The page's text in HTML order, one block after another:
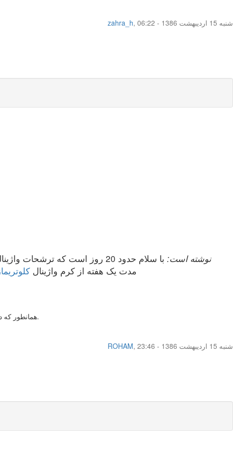
zahra_h,
شنبه 15 اردیبهشت 1386 - 06:22
zahra_h نوشته است:
با سلام حدود 20 روز است که
مدت یک هفته از کرم واژینال
همانطور که در بالا ذکر شده، علل مختلفی می تواند داشته باشد، شما به بررسی علل مطرح شده بپردازید تا با شناخت علت، درمان صحیح را بتوان انجام داد.
ROHAM,
شنبه 15 اردیبهشت 1386 - 23:46